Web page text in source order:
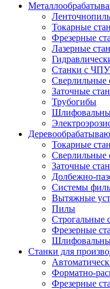
Токарные
Фрезерные
Лазерные
Станки с ЧПУ
Сверлильные
Заточные
Трубогибы
Токарные
Сверлильные
Заточные
Долбежно-
Системы
Вытяжные
Пилы
Строгальные
Фрезерные
Станки для
Форматно-
Фрезерные